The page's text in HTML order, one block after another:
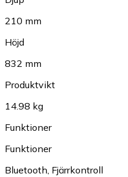
210 mm
Höjd
832 mm
Produktvikt
14.98 kg
Funktioner
Funktioner
Bluetooth, Fjärrkontroll